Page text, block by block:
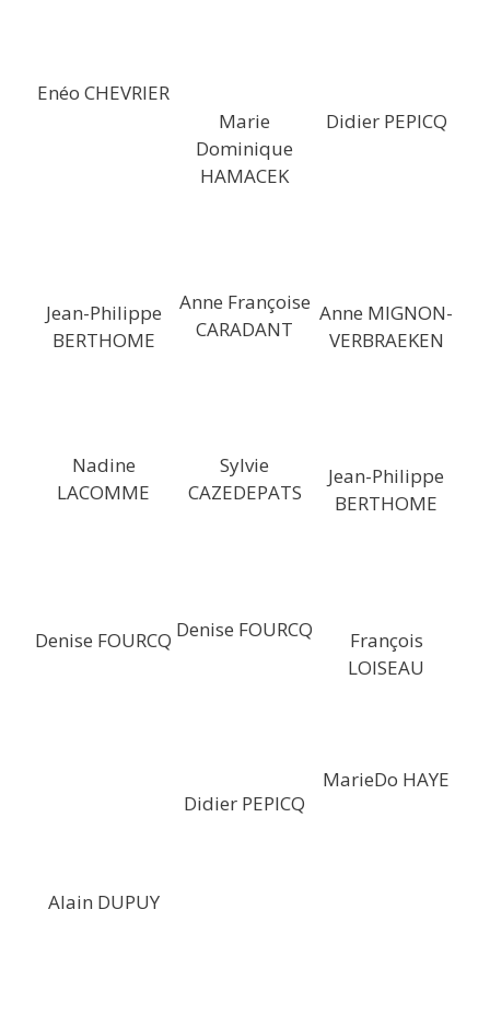
Enéo CHEVRIER
Marie
Dominique
HAMACEK
Didier PEPICQ
Jean-Philippe
BERTHOME
Anne Françoise
CARADANT
Anne MIGNON-
VERBRAEKEN
Nadine
LACOMME
Sylvie
CAZEDEPATS
Jean-Philippe
BERTHOME
Denise FOURCQ Denise FOURCQ
François
LOISEAU
Alain DUPUY
Didier PEPICQ
MarieDo HAYE